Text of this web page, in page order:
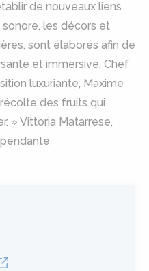
de nouveaux liens
sonore, les décors et
sont élaborés afin de
et immersive. Chef
luxuriante, Maxime
des fruits qui
» Vittoria Matarrese,
externe